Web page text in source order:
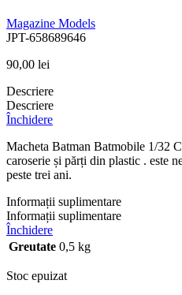
Magazine Models
JPT-658689646
90,00 lei
Descriere
Descriere
Închidere
Macheta Batman Batmobile 1/32
caroserie și părți din plastic . este
peste trei ani.
Informații suplimentare
Informații suplimentare
Închidere
Greutate 0,5 kg
Stoc epuizat